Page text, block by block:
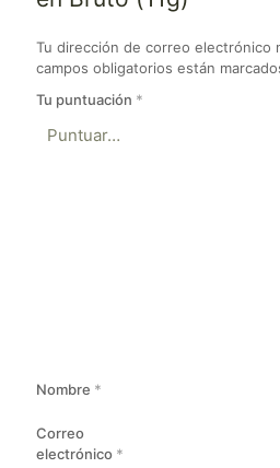
Tu dirección de correo electrónico
campos obligatorios están
Tu puntuación *
Nombre *
Correo
electrónico *